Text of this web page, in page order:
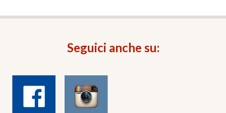
Seguici anche su: